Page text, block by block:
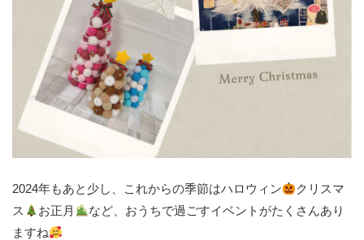
2024年もあと少し、これからの季節はハロウィン
クリスマ
ス
お正月
など、おうちで過ごすイベントがたくさんあり
ますね